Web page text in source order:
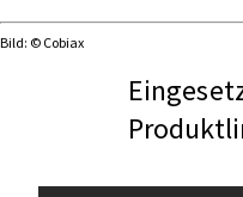
Bild: © Cobiax